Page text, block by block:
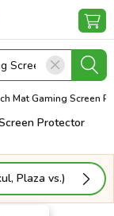
Mat Gaming Screen
Protector
Plaza vs.)